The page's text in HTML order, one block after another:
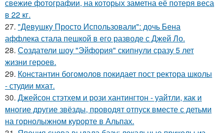
свежие фотографии, на которых заметна её потеря веса
в 22 кг.
27. "Девушку Просто Использовали": дочь Бена
аффлека стала пешкой в его разводе с Джей Ло.
28. Создатели шоу "Эйфория" скипнули сразу 5 лет
жизни героев.
29. Константин богомолов покидает пост ректора школы
- студии мхат.
30. Джейсон стэтхем и рози хантингтон - уайтли, как и
многие другие звёзды, проводят отпуск вместе с детьми
на горнолыжном курорте в Альпах.